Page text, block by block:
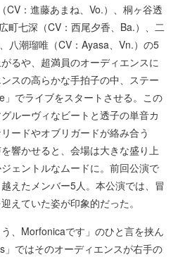
CV：進藤あまね、Vo.）、桐ヶ谷透
町七深（CV：西尾夕香、Ba.）、二
八潮瑠唯（CV：Ayasa、Vn.）の5
るや、超満員のオーディエンスに
スの高らかな手拍子の中、ステー
でライブをスタートさせる。この
ルーヴィなビートと透子の単音カ
ードやオブリガードが絡み合う
響かせると、会場は大きな盛り上
ェントルなムードに。前回公演で
えたメンバー5人。本公演では、冒
えていた姿が印象的だった。
、Morfonicaです」のひと言を挟ん
ではそのオーディエンスが右手の